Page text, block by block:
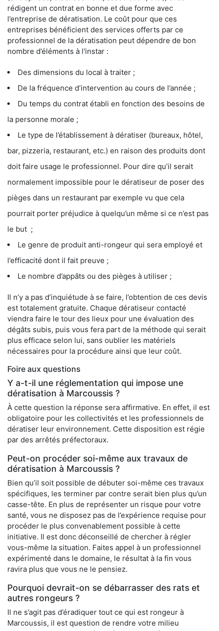
rédigent un contrat en bonne et due forme avec
l’entreprise de dératisation. Le coût pour que ces
entreprises bénéficient des services offerts par ce
professionnel de la dératisation peut dépendre de bon
nombre d’éléments à l'instar :
Des dimensions du local à traiter ;
De la fréquence d’intervention au cours de l’année ;
Du temps du contrat établi en fonction des besoins de
la personne morale ;
Le type de l’établissement à dératiser (bureaux, hôtel,
bar, pizzeria, restaurant, etc.) en raison des produits dont
doit faire usage le professionnel. Pour dire qu’il serait
normalement impossible pour le dératiseur de poser des
pièges dans un restaurant par exemple vu que cela
pourrait porter préjudice à quelqu’un même si ce n’est pas
le but ;
Le genre de produit anti-rongeur qui sera employé et
l’efficacité dont il fait preuve ;
Le nombre d’appâts ou des pièges à utiliser ;
Il n’y a pas d’inquiétude à se faire, l’obtention de ces devis
est totalement gratuite. Chaque dératiseur contacté
viendra faire le tour des lieux pour une évaluation des
dégâts subis, puis vous fera part de la méthode qui serait
plus efficace selon lui, sans oublier les matériels
nécessaires pour la procédure ainsi que leur coût.
Foire aux questions
Y a-t-il une réglementation qui impose une
dératisation à Marcoussis ?
À cette question la réponse sera affirmative. En effet, il est
obligatoire pour les collectivités et les professionnels de
dératiser leur environnement. Cette disposition est régie
par des arrêtés préfectoraux.
Peut-on procéder soi-même aux travaux de
dératisation à Marcoussis ?
Bien qu’il soit possible de débuter soi-même ces travaux
spécifiques, les terminer par contre serait bien plus qu’un
casse-tête. En plus de représenter un risque pour votre
santé, vous ne disposez pas de l’expérience requise pour
procéder le plus convenablement possible à cette
initiative. Il est donc déconseillé de chercher à régler
vous-même la situation. Faites appel à un professionnel
expérimenté dans le domaine, le résultat à la fin vous
ravira plus que vous ne le pensiez.
Pourquoi devrait-on se débarrasser des rats et
autres rongeurs ?
Il ne s’agit pas d’éradiquer tout ce qui est rongeur à
Marcoussis, il est question de rendre votre milieu